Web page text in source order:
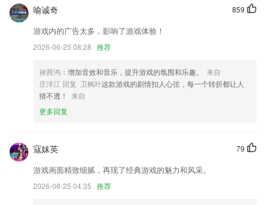
移除神奇浏览器的打开方式，仅保留功能用于浏览内置网页。
【订单池】新增“特惠订单”和“精选订单”，帮您更快找到合适订单。
增加长按悬浮球按钮的快捷操作功能。
【设备管理】模块新增设备停机相关功能
联系我们
以上就是679游戏登录的介绍，如果您喜欢这款软件，您可以到应用商店
进行打分评论，说出您的使用经历，以帮助我们更好的对产品进行优化修
859
喻诚奇
游戏内的广告太多，影响了游戏体验！
2026-06-25 08:28 推荐
禄茜鸿 ：增加音效和音乐，提升游戏的氛围和乐趣。
来自
庄洋江 回复 卫枫叶这款游戏的剧情扣人心弦，每一个转折都让人
猜不透！
来自
更多回复
79
寇妹英
游戏画面精致细腻，再现了经典游戏的魅力和风采。
2026-06-25 04:35 推荐